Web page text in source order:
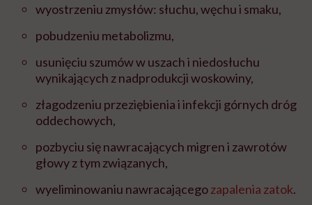
wyostrzeniu zmysłów: słuchu, węchu i smaku,
pobudzeniu metabolizmu,
usunięciu szumów w uszach i niedosłuchu
wynikających z nadprodukcji woskowiny,
złagodzeniu przeziębienia i infekcji górnych dróg
oddechowych,
pozbyciu się nawracających migren i zawrotów
głowy z tym związanych,
wyeliminowaniu nawracającegozapalenia zatok.